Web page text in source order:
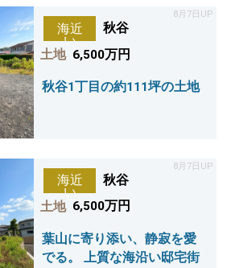
なし売地。 日当たりと開放
感あふれるロケーションで
憧れの湘南ライフを叶えま
す。
8月7日UP
海近
い
秋谷
土地 6,500万円
秋谷1丁目の約111坪の土地
8月7日UP
海近
い
秋谷
土地 6,500万円
葉山に寄り添い、静寂を愛
でる。 上質な海沿い邸宅街